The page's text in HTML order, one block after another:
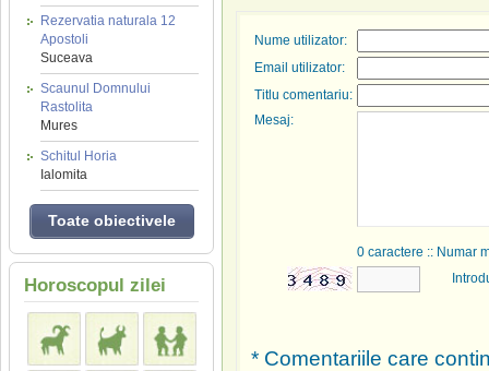
Rezervatia naturala 12
Apostoli
Suceava
Scaunul Domnului
Rastolita
Mures
Schitul Horia
Ialomita
Toate obiectivele
Horoscopul zilei
Nume utilizator:
Email utilizator:
Titlu comentariu:
Mesaj:
0 caractere :: Numar
* Comentariile care